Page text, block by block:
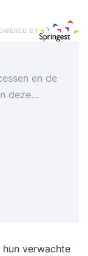
BY
en de
deze
als
aan bod.
hogere
Daarom
je
en verwachte